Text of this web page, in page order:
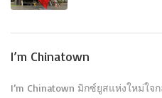
I’m Chinatown
I’m Chinatown มิกซ์ยูสแห่งใหม่ใ